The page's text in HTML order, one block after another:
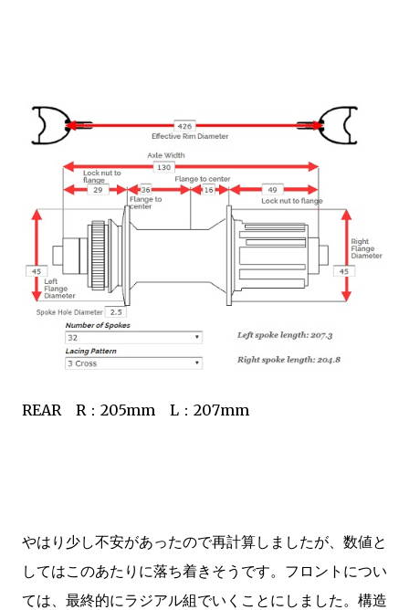
REAR R：205mm L：207mm
やはり少し不安があったので再計算しましたが、数値と
してはこのあたりに落ち着きそうです。フロントについ
ては、最終的にラジアル組でいくことにしました。構造